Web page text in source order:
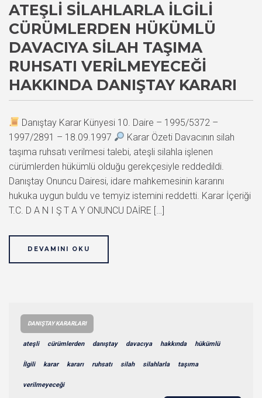
ATEŞLI SILAHLARLA İLGILI
CÜRÜMLERDEN HÜKÜMLÜ
DAVACIYA SILAH TAŞIMA
RUHSATI VERILMEYECEĞI
HAKKINDA DANIŞTAY KARARI
Danıştay Karar Künyesi 10. Daire – 1995/5372 –
1997/2891 – 18.09.1997
Karar Özeti Davacının silah
taşıma ruhsatı verilmesi talebi, ateşli silahla işlenen
cürümlerden hükümlü olduğu gerekçesiyle reddedildi.
Danıştay Onuncu Dairesi, idare mahkemesinin kararını
hukuka uygun buldu ve temyiz istemini reddetti. Karar İçeriği
T.C. D A N I Ş T A Y ONUNCU DAİRE […]
DEVAMINI OKU
DANIŞTAY KARARLARI
ateşli cürümlerden danıştay davacıya hakkında hükümlü
İlgili karar kararı ruhsatı silah silahlarla taşıma
verilmeyeceği